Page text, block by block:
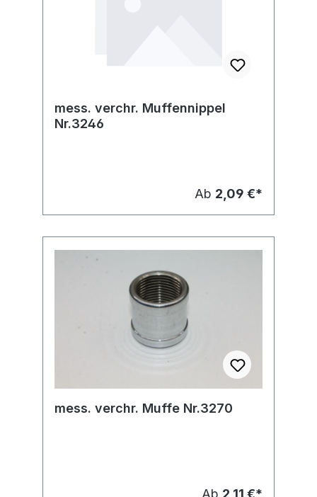
mess. verchr. Muffennippel
Nr.3246
Ab 2,09 €*
mess. verchr. Muffe Nr.3270